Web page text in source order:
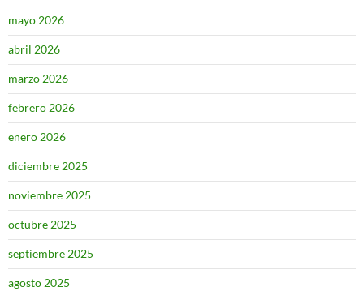
mayo 2026
abril 2026
marzo 2026
febrero 2026
enero 2026
diciembre 2025
noviembre 2025
octubre 2025
septiembre 2025
agosto 2025